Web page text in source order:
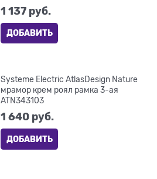
1 137 руб.
ДОБАВИТЬ
Systeme Electric AtlasDesign Nature
мрамор крем роял рамка 3-ая
ATN343103
1 640 руб.
ДОБАВИТЬ